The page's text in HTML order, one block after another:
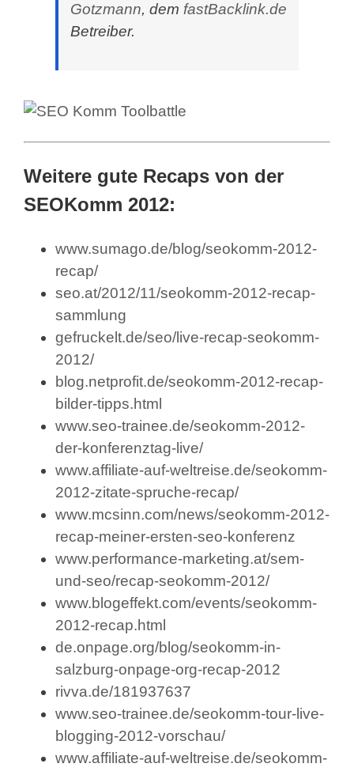
Gotzmann, dem fastBacklink.de
Betreiber.
Weitere gute Recaps von der
SEOKomm 2012:
www.sumago.de/blog/seokomm-2012-
recap/
seo.at/2012/11/seokomm-2012-recap-
sammlung
gefruckelt.de/seo/live-recap-seokomm-
2012/
blog.netprofit.de/seokomm-2012-recap-
bilder-tipps.html
www.seo-trainee.de/seokomm-2012-
der-konferenztag-live/
www.affiliate-auf-weltreise.de/seokomm-
2012-zitate-spruche-recap/
www.mcsinn.com/news/seokomm-2012-
recap-meiner-ersten-seo-konferenz
www.performance-marketing.at/sem-
und-seo/recap-seokomm-2012/
www.blogeffekt.com/events/seokomm-
2012-recap.html
de.onpage.org/blog/seokomm-in-
salzburg-onpage-org-recap-2012
rivva.de/181937637
www.seo-trainee.de/seokomm-tour-live-
blogging-2012-vorschau/
www.affiliate-auf-weltreise.de/seokomm-